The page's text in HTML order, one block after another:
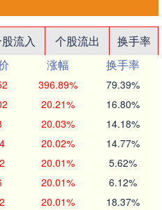
流入 个股流出
换手率
涨幅
换手率
396.89% 79.39%
20.21% 16.80%
20.03% 14.18%
20.02% 14.77%
20.01% 5.62%
20.01% 6.12%
20.01% 18.37%